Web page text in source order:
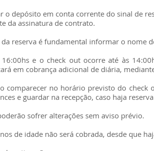
o depósito em conta corrente do sinal de
da assinatura de contrato.
reserva é fundamental informar o nome
e o check out ocorre até às
em cobrança adicional de diária,
comparecer no horário previsto do
e guardar na recepção, caso haja
sofrer alterações sem aviso prévio.
de idade não será cobrada, desde que